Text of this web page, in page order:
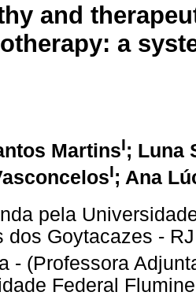
and
a
MartinsI; Luna
I; Ana
pela
dos Goytacazes -
- (Professora
Federal